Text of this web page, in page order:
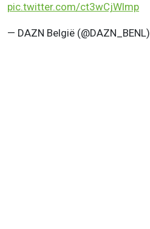
pic.twitter.com/ct3wCjWlmp
— DAZN België (@DAZN_BENL)